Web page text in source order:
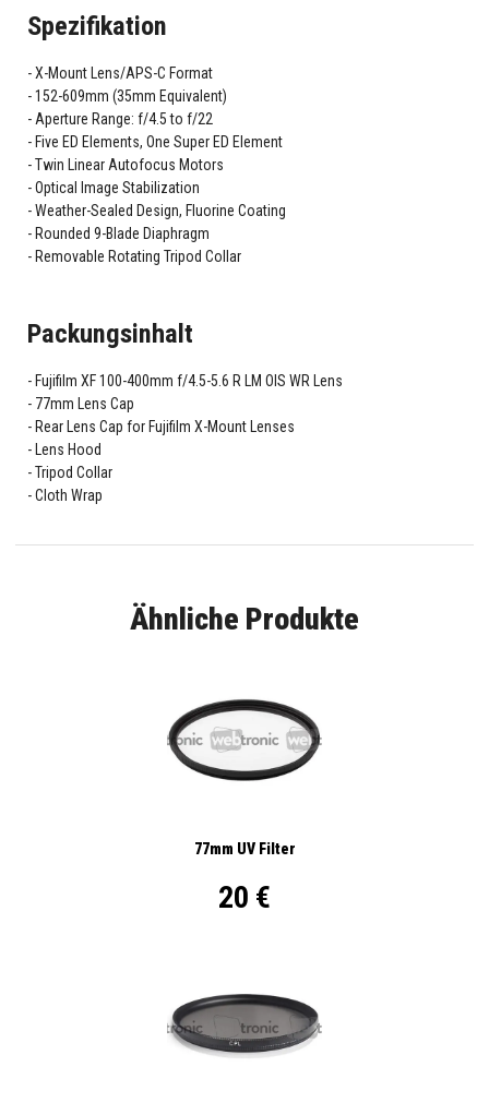
Spezifikation
X-Mount Lens/APS-C Format
152-609mm (35mm Equivalent)
Aperture Range: f/4.5 to f/22
Five ED Elements, One Super ED Element
Twin Linear Autofocus Motors
Optical Image Stabilization
Weather-Sealed Design, Fluorine Coating
Rounded 9-Blade Diaphragm
Removable Rotating Tripod Collar
Packungsinhalt
Fujifilm XF 100-400mm f/4.5-5.6 R LM OIS WR Lens
77mm Lens Cap
Rear Lens Cap for Fujifilm X-Mount Lenses
Lens Hood
Tripod Collar
Cloth Wrap
Ähnliche Produkte
77mm UV Filter
20 €